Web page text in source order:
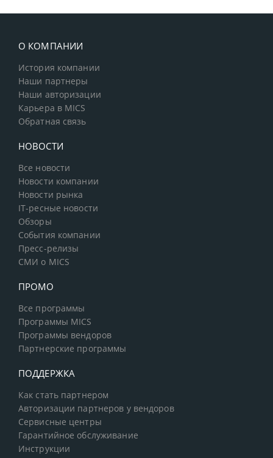
О КОМПАНИИ
История компании
Наши партнеры
Наши авторизации
Карьера в MICS
Обратная связь
НОВОСТИ
Все новости
Новости компании
Новости рынка
IT-ресные новости
Обзоры
События компании
Пресс-релизы
СМИ о MICS
ПРОМО
Все программы
Программы MICS
Программы вендоров
Партнерские программы
ПОДДЕРЖКА
Как стать партнером
Авторизации партнеров у вендоров
Сервисные центры
Гарантийное обслуживание
Инструкции